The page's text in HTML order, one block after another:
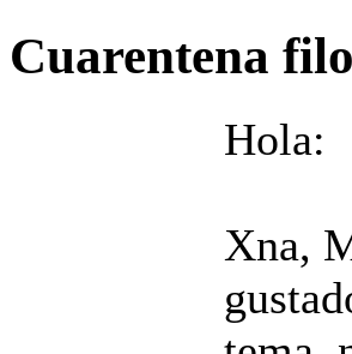
Cuarentena
Hola:
Xna,